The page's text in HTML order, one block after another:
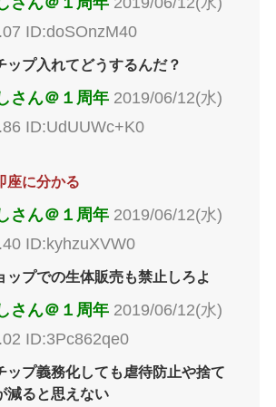
ID:doSOnzM40
ップ入れてどうするんだ？
さん＠１周年 2019/06/12(水)
ID:UdUUWc+K0
座に分かる
さん＠１周年 2019/06/12(水)
ID:kyhzuXVW0
ップでの生体販売も禁止しろよ
さん＠１周年 2019/06/12(水)
ID:3Pc862qe0
ップ義務化しても虐待防止や捨て
減ると思えない